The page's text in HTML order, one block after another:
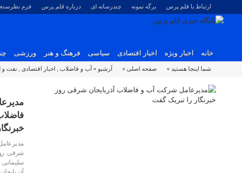
ارتباط با قلم پرس برگه نمونه چندرسانه ای درباره قلم پرس فرم
خانه اخبار ویژه اخبار اقتصادی سیاسی فرهنگ و هنر ورزشی
شما اینجا هستید » صفحه اصلی » آرشیو » آب و فاضلاب , اخبار اقتصادی , نفت و
شرقی